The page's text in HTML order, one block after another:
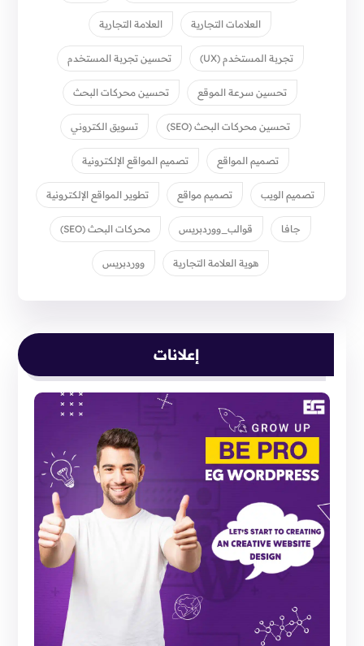
العلامات التجارية العلامة التجارية
تجربة المستخدم (UX) تحسين تجربة المستخدم
تحسين سرعة الموقع تحسين محركات البحث
تحسين محركات البحث (SEO) تسويق الكتروني
تصميم المواقع تصميم المواقع الإلكترونية
تصميم الويب تصميم مواقع تطوير المواقع الإلكترونية
جافا قوالب_ووردبريس محركات البحث (SEO)
هوية العلامة التجارية ووردبريس
إعلانات